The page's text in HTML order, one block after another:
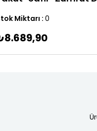
Miktarı : 0